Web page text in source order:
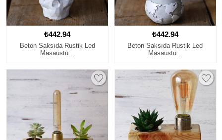
₺442.94
Beton Saksıda Rustik Led
Masaüstü...
₺442.94
Beton Saksıda Rustik Led
Masaüstü...